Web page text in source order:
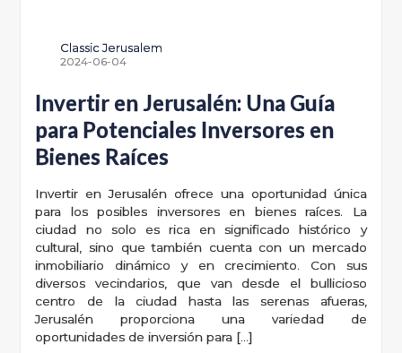
Classic Jerusalem
2024-06-04
Invertir en Jerusalén: Una Guía
para Potenciales Inversores en
Bienes Raíces
Invertir en Jerusalén ofrece una oportunidad única
para los posibles inversores en bienes raíces. La
ciudad no solo es rica en significado histórico y
cultural, sino que también cuenta con un mercado
inmobiliario dinámico y en crecimiento. Con sus
diversos vecindarios, que van desde el bullicioso
centro de la ciudad hasta las serenas afueras,
Jerusalén proporciona una variedad de
oportunidades de inversión para […]